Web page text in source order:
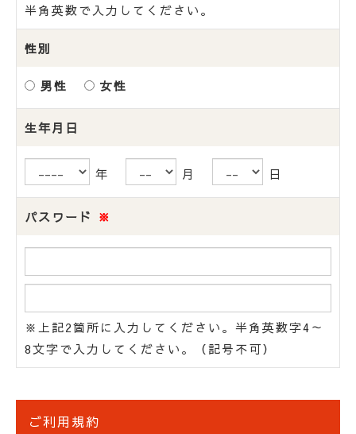
半角英数で入力してください。
性別
男性 女性
生年月日
年 月 日
パスワード ※
※上記2箇所に入力してください。半角英数字4～
8文字で入力してください。（記号不可）
ご利用規約